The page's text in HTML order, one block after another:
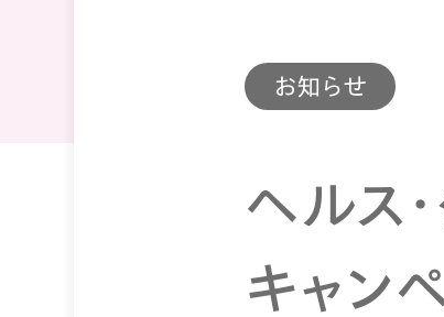
お知らせ
ヘルス
キャン